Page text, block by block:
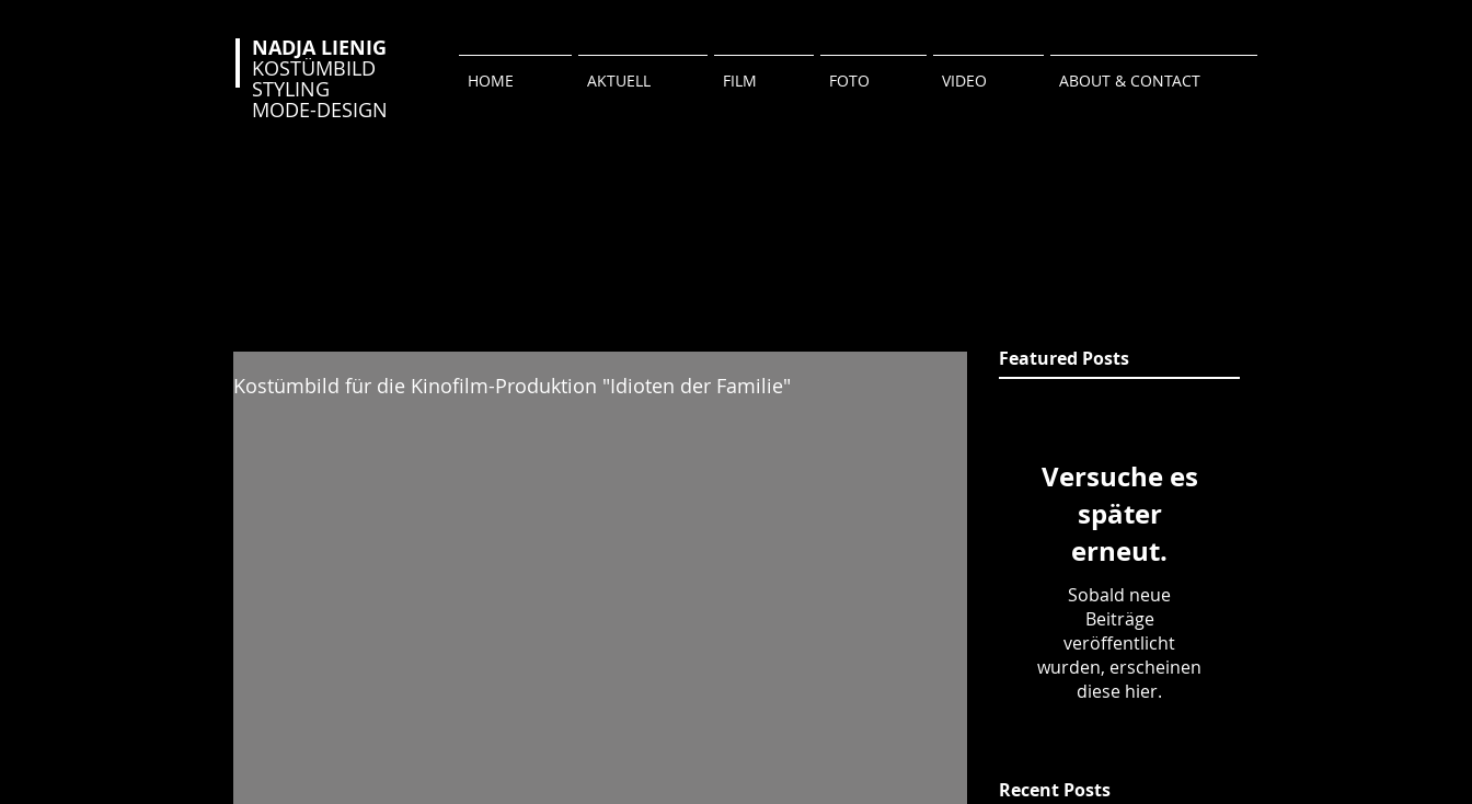
NADJA LIENIG
KOSTÜMBILD
STYLING
MODE-DESIGN
HOME AKTUELL FILM FOTO VIDEO ABOUT & CONTACT
Kostümbild für die Kinofilm-Produktion "Idioten der Familie"
Featured Posts
Versuche es
später
erneut.
Sobald neue
Beiträge
veröffentlicht
wurden, erscheinen
diese hier.
Recent Posts